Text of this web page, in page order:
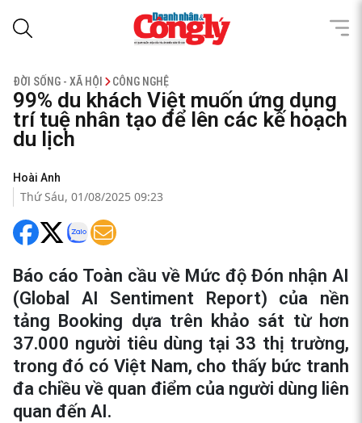
ĐỜI SỐNG - XÃ HỘI CÔNG NGHỆ
99% du khách Việt muốn ứng dụng
trí tuệ nhân tạo để lên các kế hoạch
du lịch
Hoài Anh
Thứ Sáu, 01/08/2025 09:23
Báo cáo Toàn cầu về Mức độ Đón nhận AI
(Global AI Sentiment Report) của nền
tảng Booking dựa trên khảo sát từ hơn
37.000 người tiêu dùng tại 33 thị trường,
trong đó có Việt Nam, cho thấy bức tranh
đa chiều về quan điểm của người dùng liên
quan đến AI.